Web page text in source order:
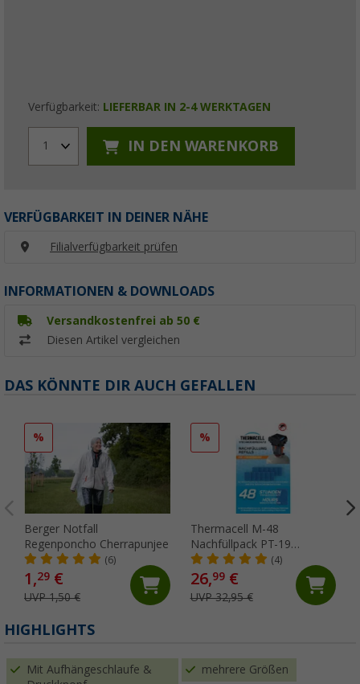
Verfügbarkeit: LIEFERBAR IN 2-4 WERKTAGEN
1 IN DEN WARENKORB
VERFÜGBARKEIT IN DEINER NÄHE
Filialverfügbarkeit prüfen
INFORMATIONEN & DOWNLOADS
Versandkostenfrei ab 50 €
Diesen Artikel vergleichen
DAS KÖNNTE DIR AUCH GEFALLEN
%
Berger Notfall
Regenponcho Cherrapunjee
(6)
1,29 €
UVP 1,50 €
%
Thermacell M-48
Nachfüllpack PT-19
Backpacker 48 Stunden
(4)
26,99€
UVP 32,95 €
HIGHLIGHTS
Mit Aufhängeschlaufe &
mehrere Größen